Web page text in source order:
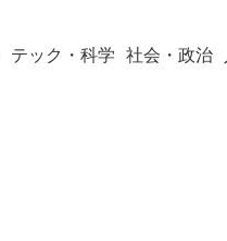
テック・科学 社会・政治